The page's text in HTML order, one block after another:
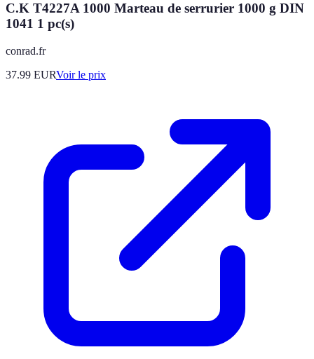
C.K T4227A 1000 Marteau de serrurier 1000 g DIN
1041 1 pc(s)
conrad.fr
37.99 EURVoir le prix